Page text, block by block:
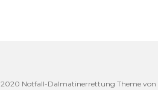
2020 Notfall-Dalmatinerrettung Theme von